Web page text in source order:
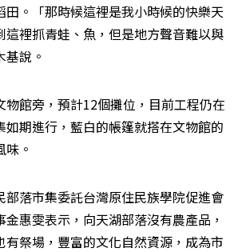
田。「那時候這裡是我小時候的快樂天
這裡抓青蛙、魚，但是地方聲音難以與
說。
物館旁，預計12個攤位，目前工程仍在
如期進行，藍白的帳篷就搭在文物館的
。
部落市集委託台灣原住民族學院促進會
惠雯表示，向天湖部落沒有農產品，
有祭場，豐富的文化自然資源，成為市